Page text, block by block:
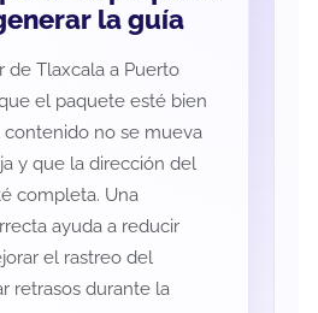
la guía
de Tlaxcala a Puerto
el paquete esté bien
no se mueva
y que la dirección del
completa. Una
ayuda a reducir
el rastreo del
retrasos durante la